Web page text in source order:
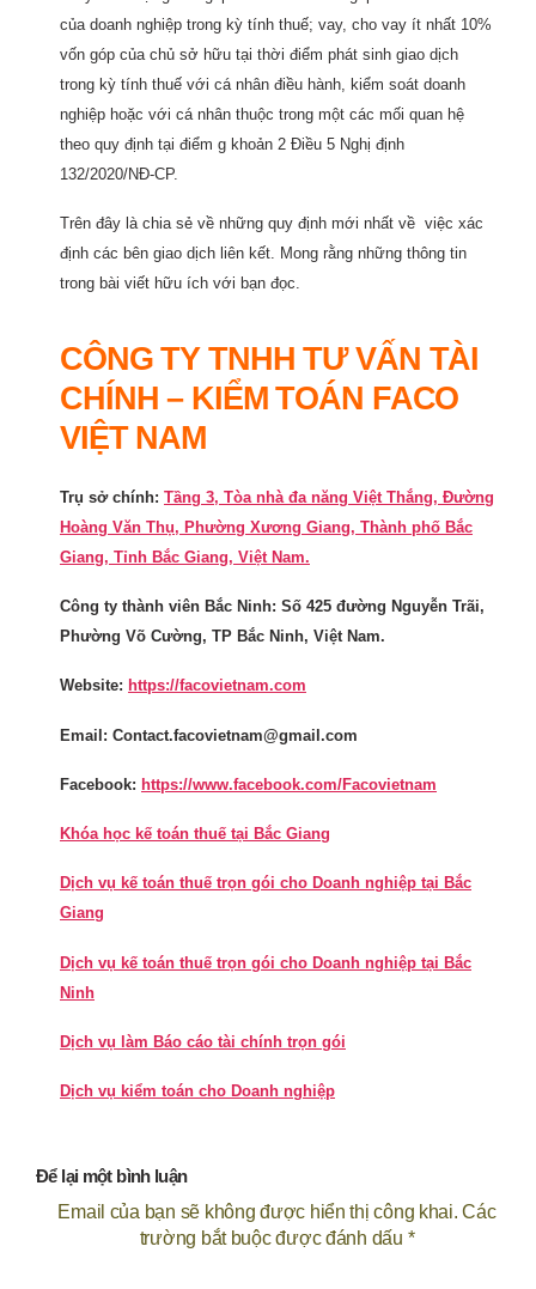
của doanh nghiệp trong kỳ tính thuế; vay, cho vay ít nhất 10%
vốn góp của chủ sở hữu tại thời điểm phát sinh giao dịch
trong kỳ tính thuế với cá nhân điều hành, kiểm soát doanh
nghiệp hoặc với cá nhân thuộc trong một các mối quan hệ
theo quy định tại điểm g khoản 2 Điều 5 Nghị định
132/2020/NĐ-CP.
Trên đây là chia sẻ về những quy định mới nhất về việc xác
định các bên giao dịch liên kết. Mong rằng những thông tin
trong bài viết hữu ích với bạn đọc.
CÔNG TY TNHH TƯ VẤN TÀI
CHÍNH – KIỂM TOÁN FACO
VIỆT NAM
Trụ sở chính: Tầng 3, Tòa nhà đa năng Việt Thắng, Đường
Hoàng Văn Thụ, Phường Xương Giang, Thành phố Bắc
Giang, Tỉnh Bắc Giang, Việt Nam.
Công ty thành viên Bắc Ninh: Số 425 đường Nguyễn Trãi,
Phường Võ Cường, TP Bắc Ninh, Việt Nam.
Website: https://facovietnam.com
Email: Contact.facovietnam@gmail.com
Facebook: https://www.facebook.com/Facovietnam
Khóa học kế toán thuế tại Bắc Giang
Dịch vụ kế toán thuế trọn gói cho Doanh nghiệp tại Bắc
Giang
Dịch vụ kế toán thuế trọn gói cho Doanh nghiệp tại Bắc
Ninh
Dịch vụ làm Báo cáo tài chính trọn gói
Dịch vụ kiểm toán cho Doanh nghiệp
Để lại một bình luận
Email của bạn sẽ không được hiển thị công khai. Các
trường bắt buộc được đánh dấu *